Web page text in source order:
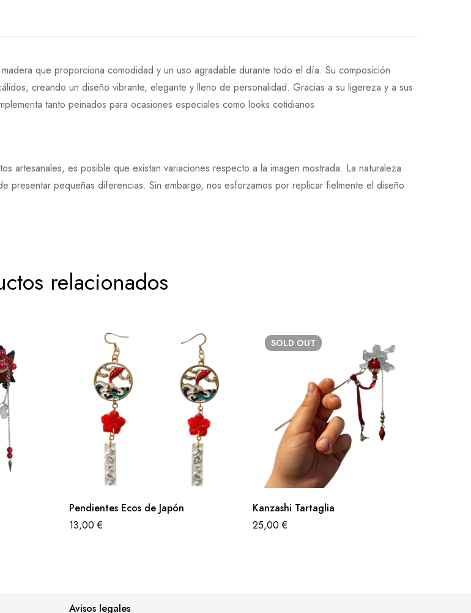
que proporciona comodidad y un uso agradable durante todo el día. Su composición
creando un diseño vibrante, elegante y lleno de personalidad. Gracias a su ligereza y a sus
tanto peinados para ocasiones especiales como looks cotidianos.
artesanales, es posible que existan variaciones respecto a la imagen mostrada. La naturaleza
presentar pequeñas diferencias. Sin embargo, nos esforzamos por replicar fielmente el diseño
relacionados
Pendientes Ecos de Japón
13,00€
SOLD OUT
Kanzashi Tartaglia
25,00€
Avisos legales